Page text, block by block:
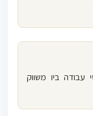
עבודה ביו משווק